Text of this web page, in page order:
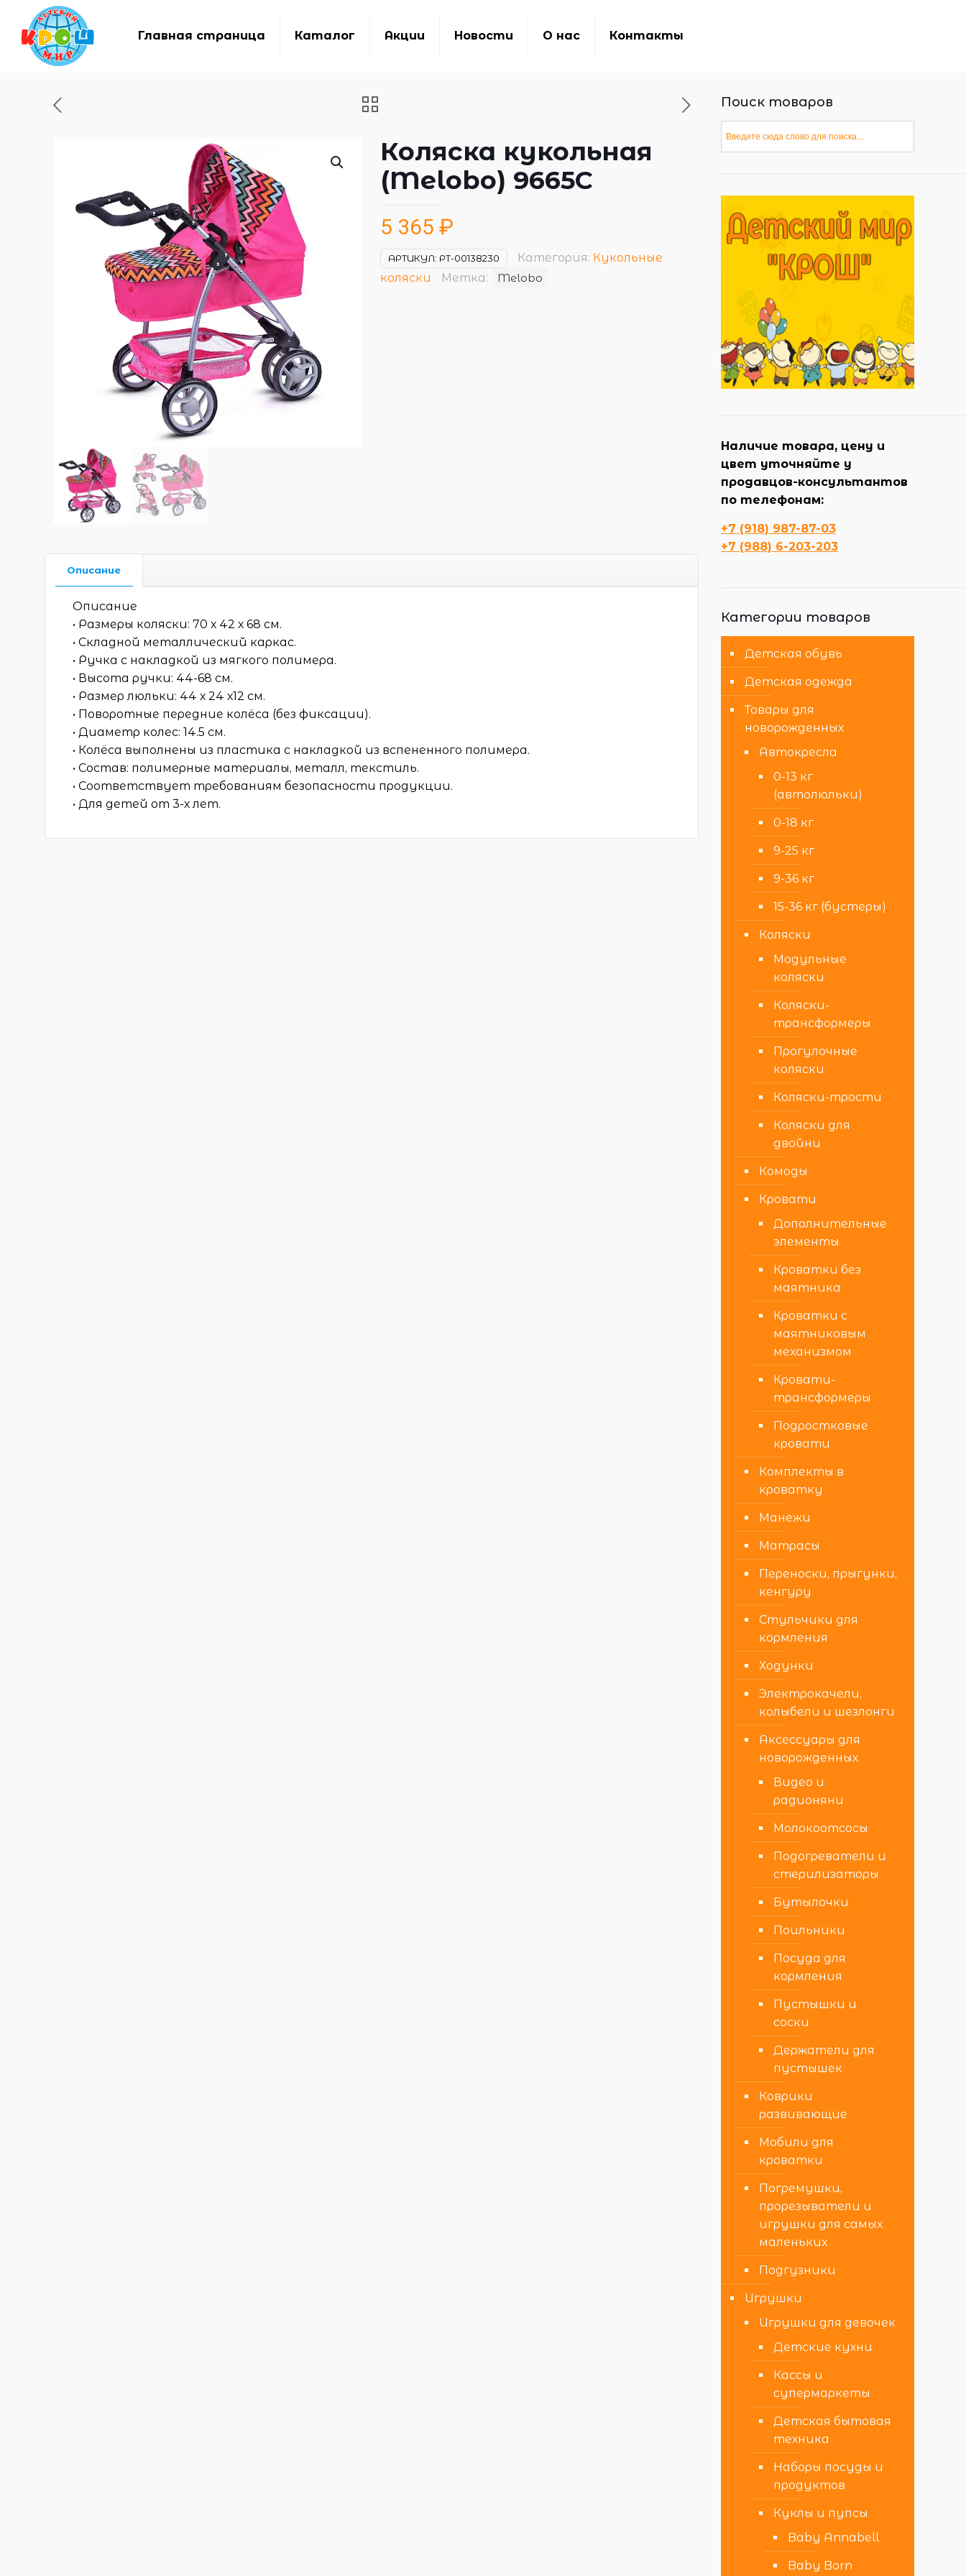
Главная страница Каталог Акции Новости О нас Контакты
Коляска кукольная
(Melobo) 9665C
5 365 ₽
АРТИКУЛ: РТ-00138230 Категория: Кукольные
коляски
Метка: Melobo
Описание
Описание
• Размеры коляски: 70 х 42 х 68 см.
• Складной металлический каркас.
• Ручка с накладкой из мягкого полимера.
• Высота ручки: 44-68 см.
• Размер люльки: 44 х 24 х12 см.
• Поворотные передние колёса (без фиксации).
• Диаметр колес: 14.5 см.
• Колёса выполнены из пластика с накладкой из вспененного полимера.
• Состав: полимерные материалы, металл, текстиль.
• Соответствует требованиям безопасности продукции.
• Для детей от 3-х лет.
Поиск товаров
Наличие товара, цену и
цвет уточняйте у
продавцов-консультантов
по телефонам:
+7 (918) 987-87-03
+7 (988) 6-203-203
Категории товаров
Детская обувь
Детская одежда
Товары для
новорожденных
Автокресла
0-13 кг
(автолюльки)
0-18 кг
9-25 кг
9-36 кг
15-36 кг (бустеры)
Коляски
Модульные
коляски
Коляски-
трансформеры
Прогулочные
коляски
Коляски-трости
Коляски для
двойни
Комоды
Кровати
Дополнительные
элементы
Кроватки без
маятника
Кроватки с
маятниковым
механизмом
Кровати-
трансформеры
Подростковые
кровати
Комплекты в
кроватку
Манежи
Матрасы
Переноски, прыгунки,
кенгуру
Стульчики для
кормления
Ходунки
Электрокачели,
колыбели и шезлонги
Аксессуары для
новорожденных
Видео и
радионяни
Молокоотсосы
Подогреватели и
стерилизаторы
Бутылочки
Поильники
Посуда для
кормления
Пустышки и
соски
Держатели для
пустышек
Коврики
развивающие
Мобили для
кроватки
Погремушки,
прорезыватели и
игрушки для самых
маленьких
Подгузники
Игрушки
Игрушки для девочек
Детские кухни
Кассы и
супермаркеты
Детская бытовая
техника
Наборы посуды и
продуктов
Куклы и пупсы
Baby Annabell
Baby Born